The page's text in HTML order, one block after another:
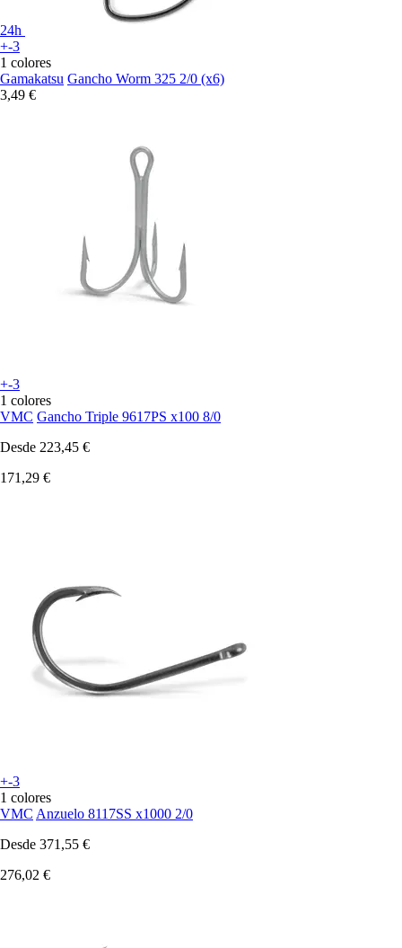
24h
+-3
1 colores
Gamakatsu Gancho Worm 325 2/0 (x6)
3,49 €
+-3
1 colores
VMC Gancho Triple 9617PS x100 8/0
Desde 223,45 €
171,29 €
+-3
1 colores
VMC Anzuelo 8117SS x1000 2/0
Desde 371,55 €
276,02 €